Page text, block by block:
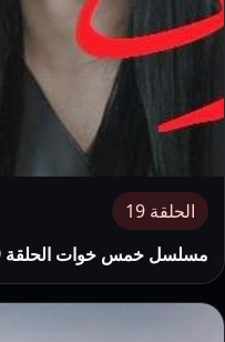
الحلقة 19
مسلسل خمس خوات الحلقة 19 التاسعة عشر HD